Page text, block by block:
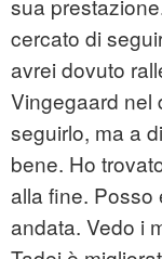
sua
cercato di
avrei dovuto
Vingegaard nel
seguirlo, ma a
bene. Ho
alla fine. Posso
andata. Vedo i